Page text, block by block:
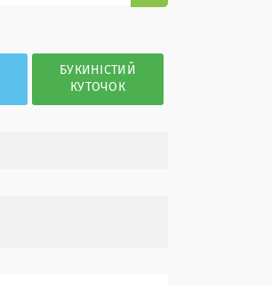
БУКИНІСТИЙ
КУТОЧОК